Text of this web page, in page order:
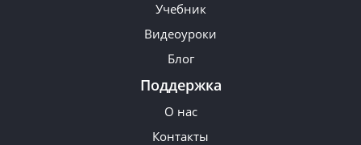
Учебник
Видеоуроки
Блог
Поддержка
О нас
Контакты